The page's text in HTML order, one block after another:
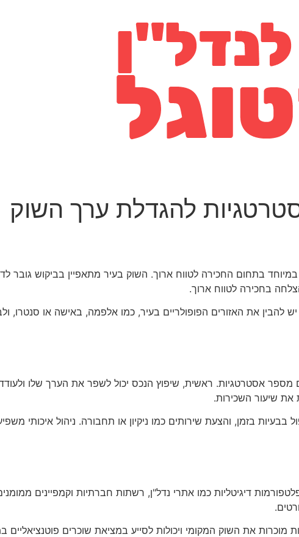
להגדלת ערך השוק
בתחום החכירה לטווח ארוך. השוק בעיר מתאפיין בביקוש גובר
בחכירה לטווח ארוך.
להבין את האזורים הפופולריים בעיר, כמו אלפמה, באישה או סנטרו,
אסטרטגיות. ראשית, שיפוץ הנכס יכול לשפר את הערך שלו ולעודד
את שיעור השכירות.
בזמן, והצעת שירותים כמו ניקיון או תחבורה. ניהול איכותי
דיגיטליות כמו אתרי נדל"ן, רשתות חברתיות וקמפיינים
מוכרות את השוק המקומי ויכולות לסייע במציאת שוכרים פוטנציאליים